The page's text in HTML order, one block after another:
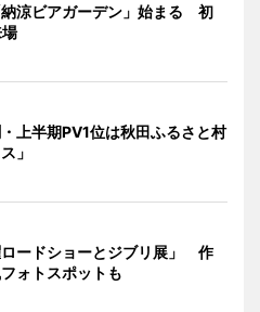
涼ビアガーデン」始まる 初
上半期PV1位は秋田ふるさと村
」
ードショーとジブリ展」 作
ォトスポットも